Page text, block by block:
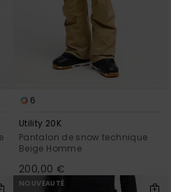
6
Utility 20K
Pantalon de snow technique
Beige Homme
200,00 €
NOUVEAUTÉ